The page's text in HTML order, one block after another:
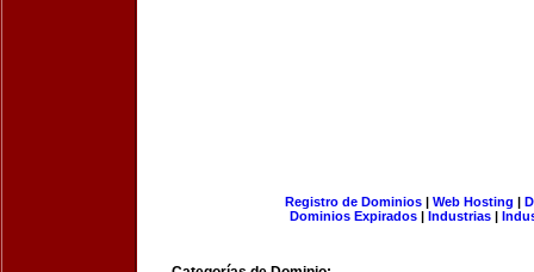
Registro de Dominios| Web Hosting |
Dominios Expirados | Industrias |